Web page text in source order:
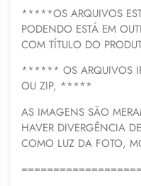
*****OS ARQUIVOS
PODENDO ESTÁ EM
COM TÍTULO DO
****** OS ARQUIVOS
OU ZIP, *****
AS IMAGENS SÃO
HAVER DIVERGÊNCIA
COMO LUZ DA FOTO,